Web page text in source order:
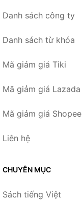
Danh sách công ty
Danh sách từ khóa
Mã giảm giá Tiki
Mã giảm giá Lazada
Mã giảm giá Shopee
Liên hệ
CHUYÊN MỤC
Sách tiếng Việt